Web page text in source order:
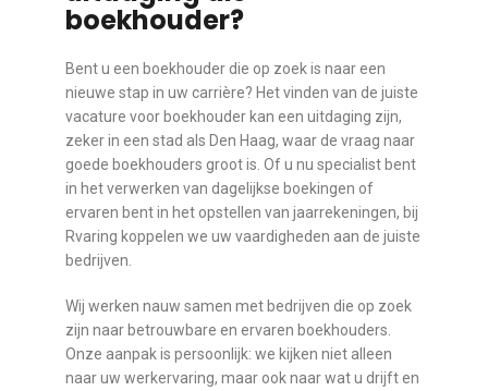
boekhouder?
Bent u een boekhouder die op zoek is naar een
nieuwe stap in uw carrière? Het vinden van de juiste
vacature voor boekhouder kan een uitdaging zijn,
zeker in een stad als Den Haag, waar de vraag naar
goede boekhouders groot is. Of u nu specialist bent
in het verwerken van dagelijkse boekingen of
ervaren bent in het opstellen van jaarrekeningen, bij
Rvaring koppelen we uw vaardigheden aan de juiste
bedrijven.
Wij werken nauw samen met bedrijven die op zoek
zijn naar betrouwbare en ervaren boekhouders.
Onze aanpak is persoonlijk: we kijken niet alleen
naar uw werkervaring, maar ook naar wat u drijft en